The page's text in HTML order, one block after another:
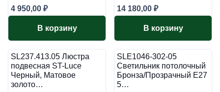
4 950,00 ₽
В корзину
14 180,00 ₽
В корзину
SL237.413.05 Люстра
подвесная ST-Luce
Черный, Матовое
золото…
SLE1046-302-05
Светильник потолочный
Бронза/Прозрачный E27
5…